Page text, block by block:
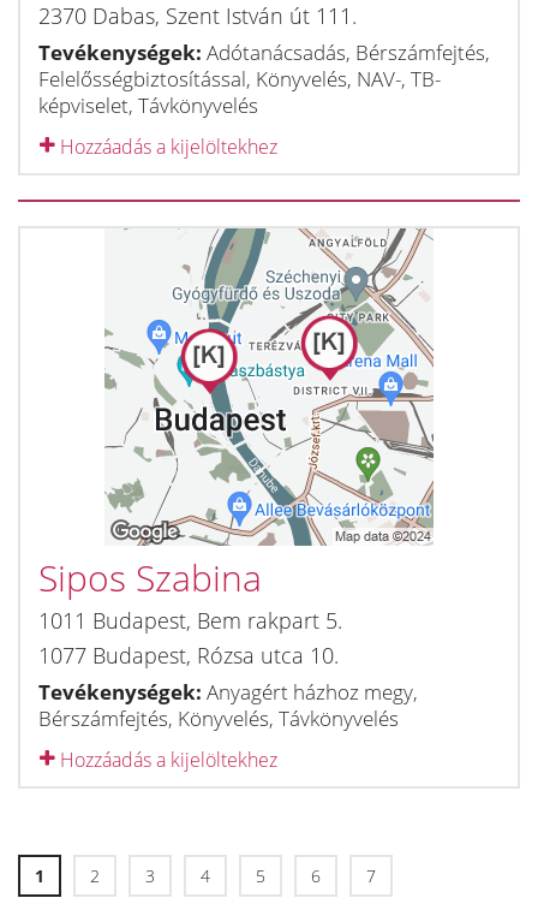
2370 Dabas, Szent István út 111.
Tevékenységek: Adótanácsadás, Bérszámfejtés,
Felelősségbiztosítással, Könyvelés, NAV-, TB-
képviselet, Távkönyvelés
Hozzáadás a kijelöltekhez
Sipos Szabina
1011 Budapest, Bem rakpart 5.
1077 Budapest, Rózsa utca 10.
Tevékenységek: Anyagért házhoz megy,
Bérszámfejtés, Könyvelés, Távkönyvelés
Hozzáadás a kijelöltekhez
1 2 3 4 5 6 7